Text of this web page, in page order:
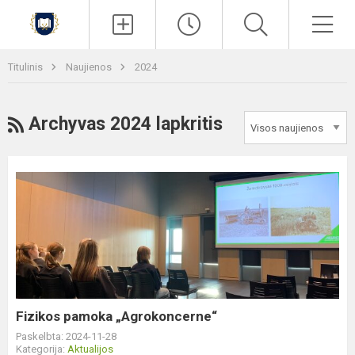
Titulinis Naujienos 2024
RSS
Archyvas 2024 lapkritis
Fizikos
Fizikos pamoka „Agrokoncerne“
Paskelbta: 2024-11-28
Kategorija: Aktualijos